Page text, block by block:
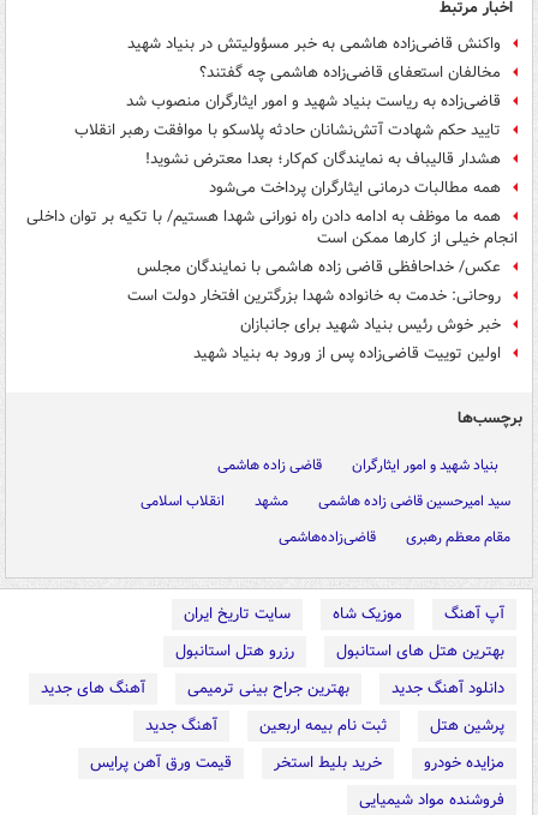
اخبار مرتبط
واکنش قاضی‌زاده هاشمی به خبر مسؤولیتش در بنیاد شهید
مخالفان استعفای قاضی‌زاده هاشمی چه گفتند؟
قاضی‌زاده به ریاست بنیاد شهید و امور ایثارگران منصوب شد
تایید حکم شهادت آتش‌نشانان حادثه پلاسکو با موافقت رهبر انقلاب
هشدار قالیباف به نمایندگان کم‌کار؛ بعدا معترض نشوید!
همه مطالبات درمانی ایثارگران پرداخت می‌شود
همه ما موظف به ادامه دادن راه نورانی شهدا هستیم/ با تکیه بر توان داخلی
انجام خیلی از کارها ممکن است
عکس/ خداحافظی قاضی زاده هاشمی با نمایندگان مجلس
روحانی: خدمت به خانواده شهدا بزرگترین افتخار دولت است
خبر خوش رئیس بنیاد شهید برای جانبازان
اولین توییت قاضی‌زاده پس از ورود به بنیاد شهید
برچسب‌ها
بنیاد شهید و امور ایثارگران
قاضی زاده هاشمی
سید امیرحسین قاضی زاده هاشمی
مشهد
انقلاب اسلامی
مقام معظم رهبری
قاضی‌زاده‌هاشمی
آپ آهنگ موزیک شاه
سایت تاریخ ایران
بهترین هتل های استانبول
رزرو هتل استانبول
دانلود آهنگ جدید
بهترین جراح بینی ترمیمی
آهنگ های جدید
پرشین هتل
ثبت نام بیمه اربعین
آهنگ جدید
مزایده خودرو
خرید بلیط استخر
قیمت ورق آهن پرایس
فروشنده مواد شیمیایی